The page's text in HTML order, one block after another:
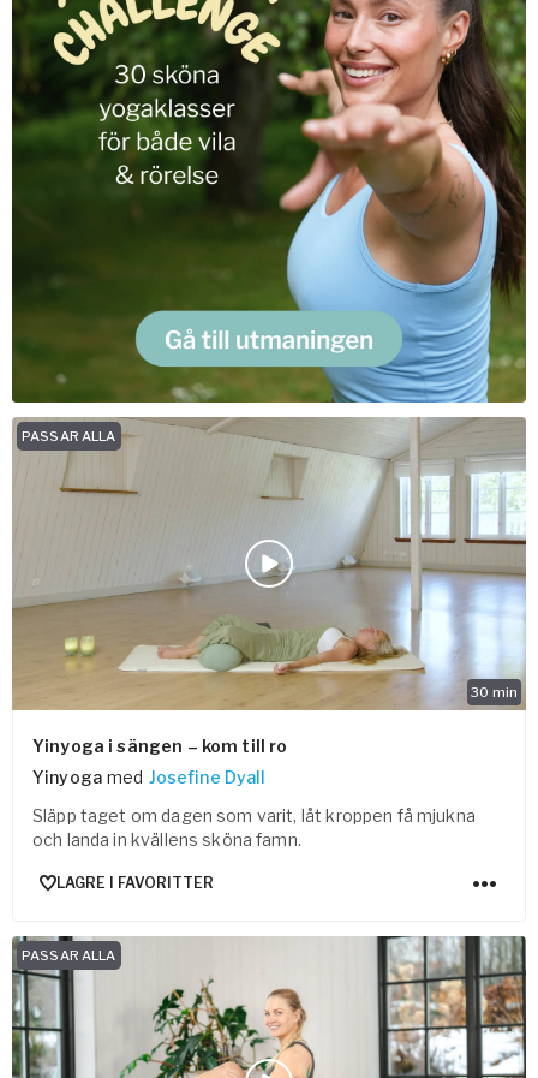
30 min
PASSAR ALLA
Yinyoga i sängen – kom till ro
Yinyoga med Josefine Dyall
Släpp taget om dagen som varit, låt kroppen få mjukna
och landa in kvällens sköna famn.
LAGRE I FAVORITTER
PASSAR ALLA